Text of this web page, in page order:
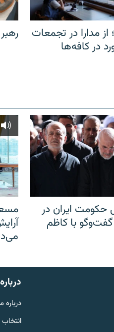
مدارا در تجمعات
در کافه‌ها
حکومت ایران در
با کاظم
درباره
درباره